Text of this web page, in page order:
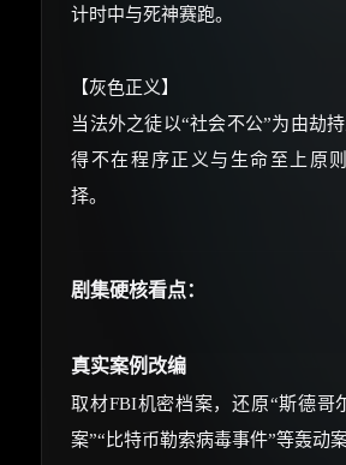
计时中与死神赛跑。
【灰色正义】
当法外之徒以“社会不公”为由劫
得不在程序正义与生命至上原
择。
剧集硬核看点：
真实案例改编
取材FBI机密档案，还原“斯德哥
案”“比特币勒索病毒事件”等轰动